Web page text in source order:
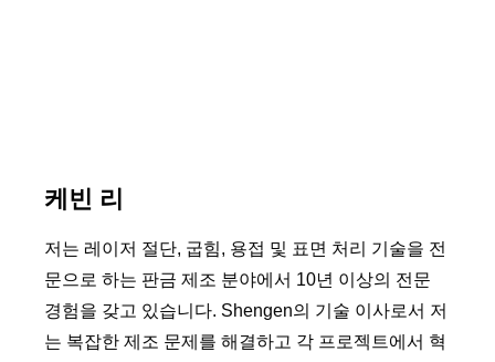
케빈 리
저는 레이저 절단, 굽힘, 용접 및 표면 처리 기술을 전
문으로 하는 판금 제조 분야에서 10년 이상의 전문
경험을 갖고 있습니다. Shengen의 기술 이사로서 저
는 복잡한 제조 문제를 해결하고 각 프로젝트에서 혁